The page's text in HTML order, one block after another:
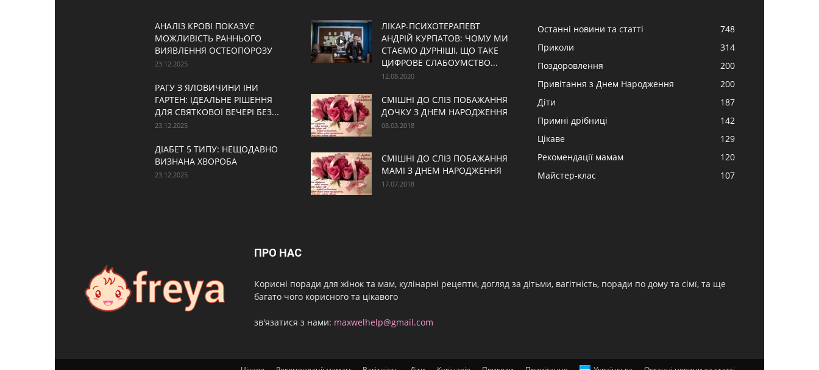
АНАЛІЗ КРОВІ ПОКАЗУЄ
МОЖЛИВІСТЬ РАННЬОГО
ВИЯВЛЕННЯ ОСТЕОПОРОЗУ
23.12.2025
РАГУ З ЯЛОВИЧИНИ ІНИ
ГАРТЕН: ІДЕАЛЬНЕ РІШЕННЯ
ДЛЯ СВЯТКОВОЇ ВЕЧЕРІ БЕЗ...
23.12.2025
ДІАБЕТ 5 ТИПУ: НЕЩОДАВНО
ВИЗНАНА ХВОРОБА
23.12.2025
ЛІКАР-ПСИХОТЕРАПЕВТ
АНДРІЙ КУРПАТОВ: ЧОМУ МИ
СТАЄМО ДУРНІШІ, ЩО ТАКЕ
ЦИФРОВЕ СЛАБОУМСТВО...
12.08.2020
СМІШНІ ДО СЛІЗ ПОБАЖАННЯ
ДОЧКУ З ДНЕМ НАРОДЖЕННЯ
08.03.2018
СМІШНІ ДО СЛІЗ ПОБАЖАННЯ
МАМІ З ДНЕМ НАРОДЖЕННЯ
17.07.2018
Останні новини та статті
748
Приколи
314
Поздоровлення
200
Привітання з Днем Народження
200
Діти
187
Примні дрібниці
142
Цікаве
129
Рекомендації мамам
120
Майстер-клас
107
ПРО НАС
Корисні поради для жінок та мам, кулінарні рецепти, догляд за дітьми, вагітність, поради по дому та сімї, та ще
багато чого корисного та цікавого
зв'язатися з нами: maxwelhelp@gmail.com